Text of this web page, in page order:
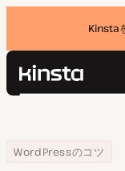
Kinsta
Kinsta®
価格設定
検
Home
リソースセンター
WordPressのコツ
WordPressサイトに